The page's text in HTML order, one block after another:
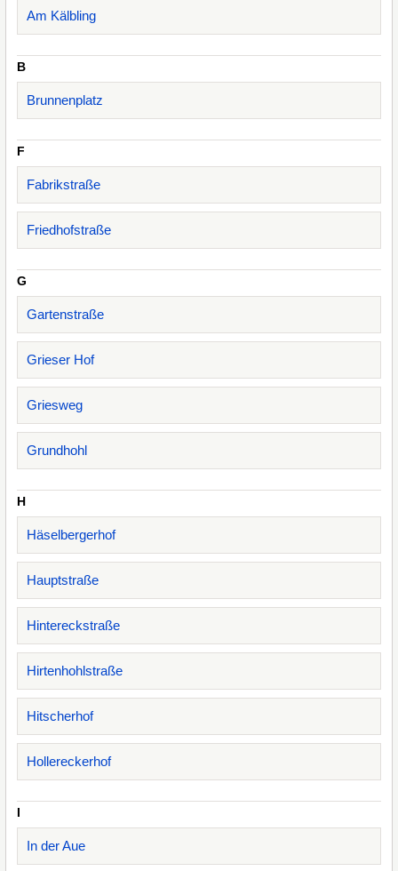
Am Kälbling
B
Brunnenplatz
F
Fabrikstraße
Friedhofstraße
G
Gartenstraße
Grieser Hof
Griesweg
Grundhohl
H
Häselbergerhof
Hauptstraße
Hintereckstraße
Hirtenhohlstraße
Hitscherhof
Hollereckerhof
I
In der Aue